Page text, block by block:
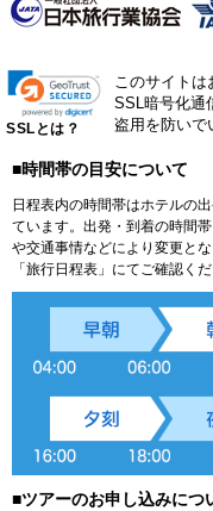
SSLとは？
このサイト
SSL暗号化通
盗用を防いで
■時間帯の目安について
日程表内の時間帯はホテルの
ています。出発・到着の時間
や交通事情などにより変更と
「旅行日程表」にてご確認くだ
■ツアーのお申し込みにつ